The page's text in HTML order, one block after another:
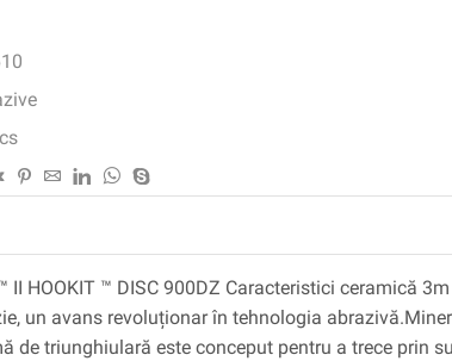
II HOOKIT ™ DISC 900DZ Caracteristici ceramică
un avans revoluționar în tehnologia
de triunghiulară este conceput pentru a trece prin